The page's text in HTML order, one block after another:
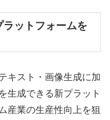
ットフォームを
キスト・画像生成に加
生成できる新プラット
産業の生産性向上を狙